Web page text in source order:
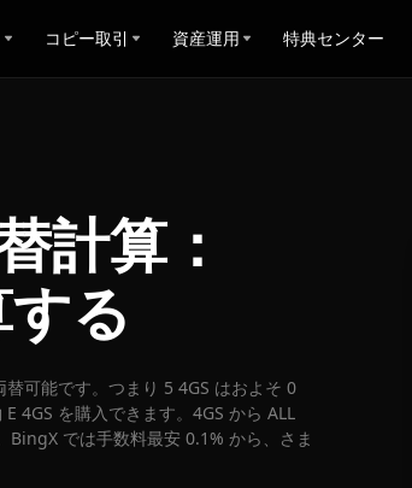
コピー取引 資産運用 特典センター
計算：
る
可能です。つまり 5 4GS はおよそ 0
4GS を購入できます。4GS から ALL
BingX では手数料最安 0.1% から、さま